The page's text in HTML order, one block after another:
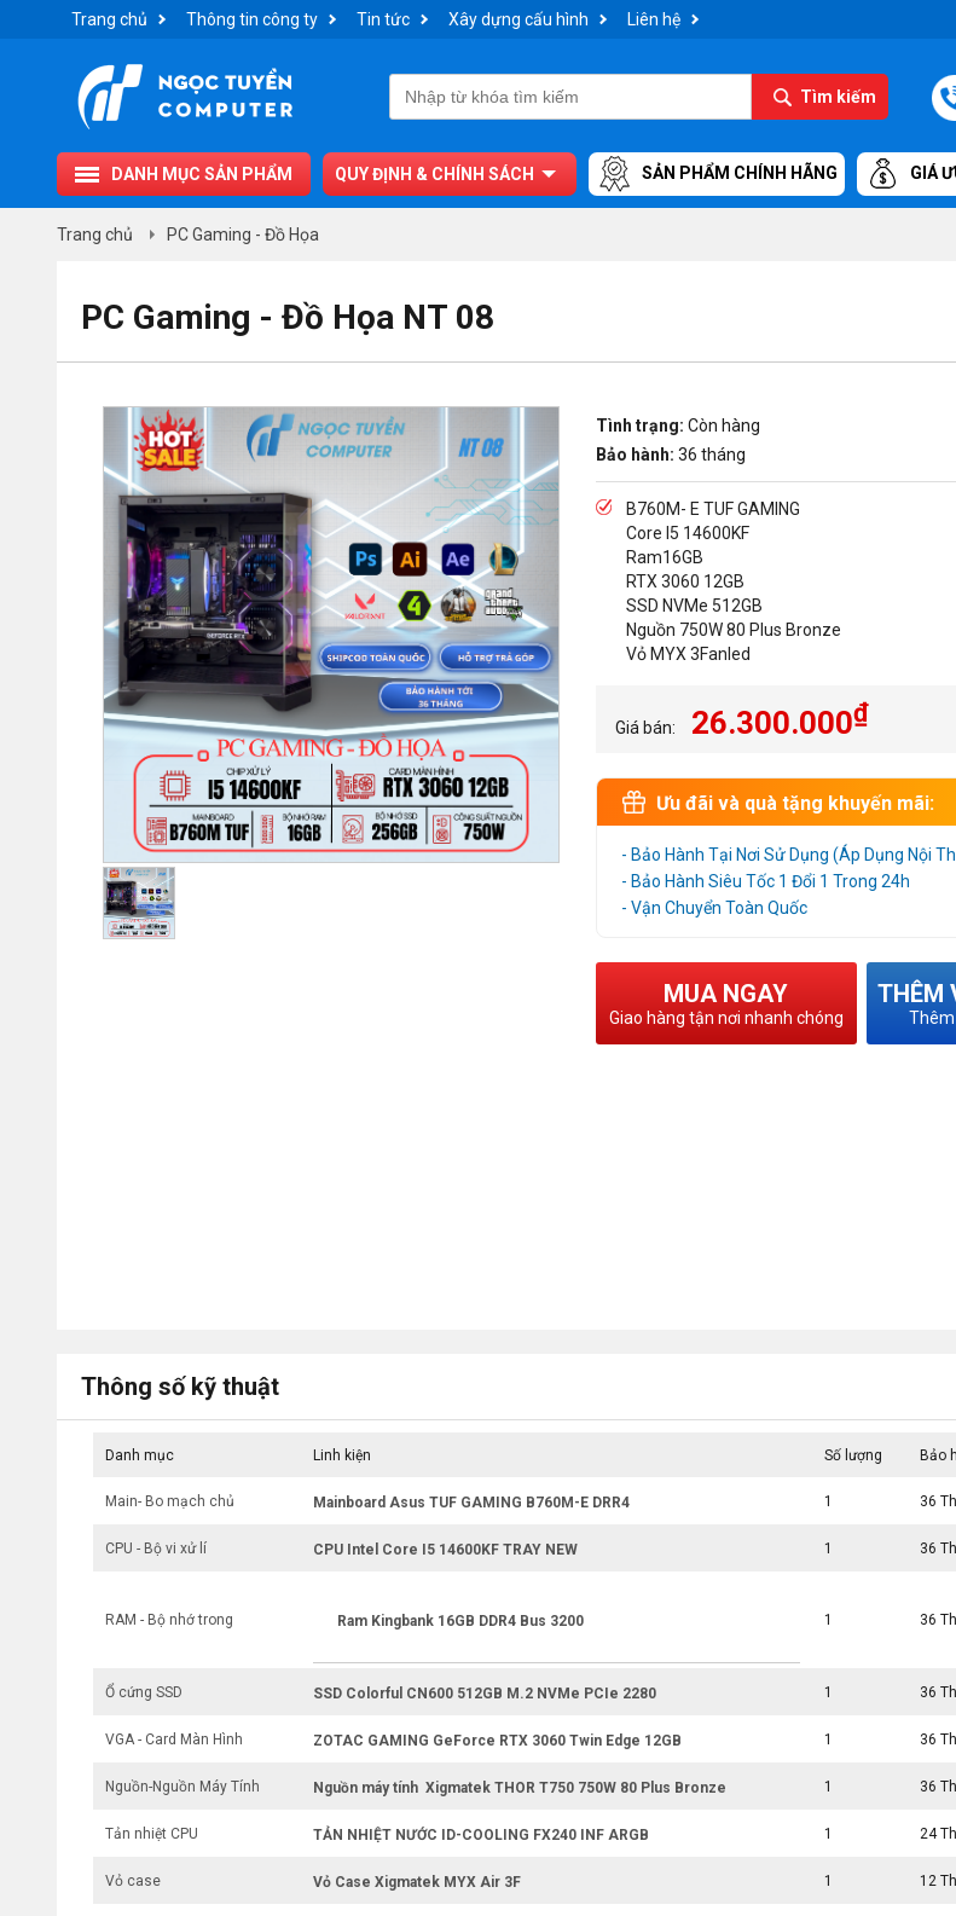
Trang chủ Thông tin công ty Tin tức Xây dựng cấu hình Liên hệ
Tìm kiếm
DANH MỤC SẢN PHẨM QUY ĐỊNH & CHÍNH SÁCH SẢN PHẨM CHÍNH HÃNG GIÁ
Trang chủ PC Gaming - Đồ Họa
PC Gaming - Đồ Họa NT 08
Tình trạng: Còn hàng
Bảo hành: 36 tháng
B760M- E TUF GAMING
Core I5 14600KF
Ram16GB
RTX 3060 12GB
SSD NVMe 512GB
Nguồn 750W 80 Plus Bronze
Vỏ MYX 3Fanled
Giá bán: 26.300.000₫
Ưu đãi và quà tặng khuyến mãi:
- Bảo Hành Tại Nơi Sử Dụng (Áp Dụng Nội
- Bảo Hành Siêu Tốc 1 Đổi 1 Trong 24h
- Vận Chuyển Toàn Quốc
MUA NGAY
Giao hàng tận nơi nhanh chóng
THÊM
Thông số kỹ thuật
Danh mục Linh kiện Số lượng Bảo
Main- Bo mạch chủ Mainboard Asus TUF GAMING B760M-E DRR4 1 36
CPU - Bộ vi xử lí CPU Intel Core I5 14600KF TRAY NEW 1 36
RAM - Bộ nhớ trong Ram Kingbank 16GB DDR4 Bus 3200 1 36
Ổ cứng SSD SSD Colorful CN600 512GB M.2 NVMe PCIe 2280 1 36
VGA - Card Màn Hình ZOTAC GAMING GeForce RTX 3060 Twin Edge 12GB 1 36
Nguồn-Nguồn Máy Tính Nguồn máy tính Xigmatek THOR T750 750W 80 Plus Bronze 1 36
Tản nhiệt CPU TẢN NHIỆT NƯỚC ID-COOLING FX240 INF ARGB 1 24
Vỏ case Vỏ Case Xigmatek MYX Air 3F 1 12